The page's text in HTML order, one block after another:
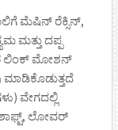
ಮೆಷಿನ್ ರೆಕ್ಸಿನ್,
ಮತ್ತು ದಪ್ಪ
ಲಿಂಕ್ ಮೋಶನ್
ವೇಗದಲ್ಲಿ
ಲೋವರ್